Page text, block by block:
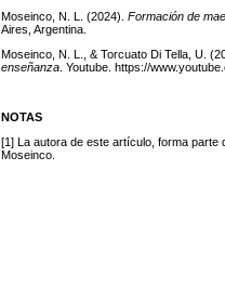
Moseinco, N. L. (2024). Formación de
Aires, Argentina.
Moseinco, N. L., & Torcuato Di Tella, U.
enseñanza. Youtube. https://
NOTAS
[1]
La autorade este artículo, forma parte
Moseinco.